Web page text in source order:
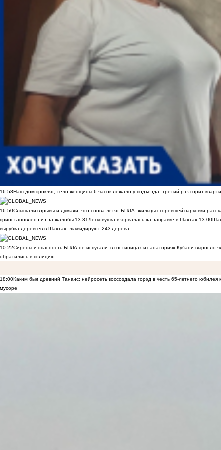
16:58Наш дом проклят, тело женщины 6 часов лежало у подъезда: третий раз горит
16:50Слышали взрывы и думали, что снова летят БПЛА: жильцы сгоревшей парковки
приостановлено из-за жалобы 13:31 Легковушка взорвалась на заправке в Шахтах 13:00
вырубка деревьев в Шахтах: ликвидируют 243 дерева
10:22Сирены и опасность БПЛА не испугали: в гостиницах и санаториях Кубани выросло
обратились в полицию
18:00Каким был древний Танаис: нейросеть воссоздала город в честь 65-летнего юбилея
мусоре